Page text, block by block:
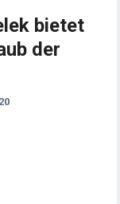
bietet
der